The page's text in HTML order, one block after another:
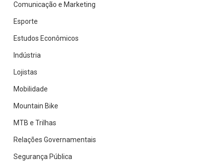
Comunicação e Marketing
Esporte
Estudos Econômicos
Indústria
Lojistas
Mobilidade
Mountain Bike
MTB e Trilhas
Relações Governamentais
Segurança Pública